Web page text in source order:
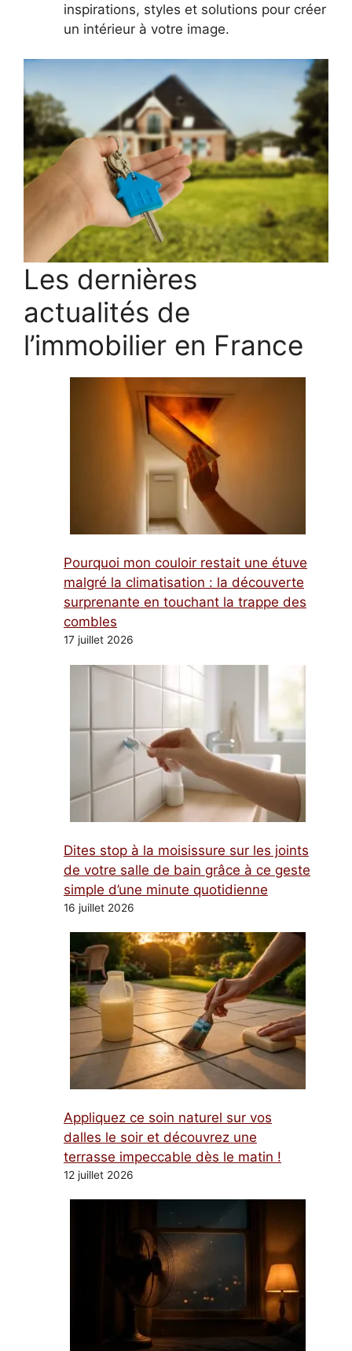
inspirations, styles et solutions pour créer
un intérieur à votre image.
Les dernières
actualités de
l’immobilier en France
Pourquoi mon couloir restait une étuve
malgré la climatisation : la découverte
surprenante en touchant la trappe des
combles
17 juillet 2026
Dites stop à la moisissure sur les joints
de votre salle de bain grâce à ce geste
simple d’une minute quotidienne
16 juillet 2026
Appliquez ce soin naturel sur vos
dalles le soir et découvrez une
terrasse impeccable dès le matin !
12 juillet 2026